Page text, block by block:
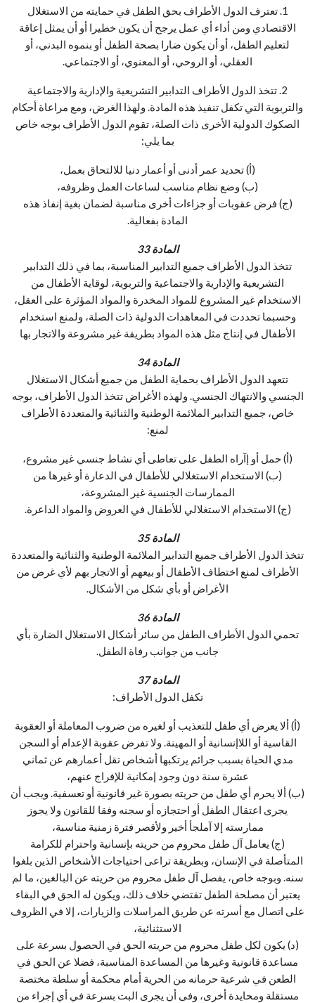
1. تعترف الدول الأطراف بحق الطفل في حمايته من الاستغلال
الاقتصادي ومن أداء أي عمل يرجح أن يكون خطيرا أو أن يمثل إعاقة
لتعليم الطفل، أو أن يكون ضارا بصحة الطفل أو بنموه البدني، أو
العقلي، أو الروحي، أو المعنوي، أو الاجتماعي.
2. تتخذ الدول الأطراف التدابير التشريعية والإدارية والاجتماعية
والتربوية التي تكفل تنفيذ هذه المادة. ولهذا الغرض، ومع مراعاة أحكام
الصكوك الدولية الأخرى ذات الصلة، تقوم الدول الأطراف بوجه خاص
بما يلي:
(أ) تحديد عمر أدنى أو أعمار دنيا للالتحاق بعمل،
(ب) وضع نظام مناسب لساعات العمل وظروفه،
(ج) فرض عقوبات أو جزاءات أخرى مناسبة لضمان بغية إنفاذ هذه
المادة بفعالية.
المادة 33
تتخذ الدول الأطراف جميع التدابير المناسبة، بما في ذلك التدابير
التشريعية والإدارية والاجتماعية والتربوية، لوقاية الأطفال من
الاستخدام غير المشروع للمواد المخدرة والمواد المؤثرة على العقل،
وحسبما تحددت في المعاهدات الدولية ذات الصلة، ولمنع استخدام
الأطفال في إنتاج مثل هذه المواد بطريقة غير مشروعة والاتجار بها
المادة 34
تتعهد الدول الأطراف بحماية الطفل من جميع أشكال الاستغلال
الجنسي والانتهاك الجنسي. ولهذه الأغراض تتخذ الدول الأطراف، بوجه
خاص، جميع التدابير الملائمة الوطنية والثنائية والمتعددة الأطراف
لمنع:
(أ) حمل أو إآراه الطفل على تعاطى أي نشاط جنسي غير مشروع،
(ب) الاستخدام الاستغلالي للأطفال في الدعارة أو غيرها من
الممارسات الجنسية غير المشروعة،
(ج) الاستخدام الاستغلالي للأطفال في العروض والمواد الداعرة.
المادة 35
تتخذ الدول الأطراف جميع التدابير الملائمة الوطنية والثنائية والمتعددة
الأطراف لمنع اختطاف الأطفال أو بيعهم أو الاتجار بهم لأي غرض من
الأغراض أو بأي شكل من الأشكال.
المادة 36
تحمي الدول الأطراف الطفل من سائر أشكال الاستغلال الضارة بأي
جانب من جوانب رفاة الطفل.
المادة 37
تكفل الدول الأطراف:
(أ) ألا يعرض أي طفل للتعذيب أو لغيره من ضروب المعاملة أو العقوبة
القاسية أو اللاإنسانية أو المهينة. ولا تفرض عقوبة الإعدام أو السجن
مدي الحياة بسبب جرائم يرتكبها أشخاص تقل أعمارهم عن ثماني
عشرة سنة دون وجود إمكانية للإفراج عنهم،
(ب) ألا يحرم أي طفل من حريته بصورة غير قانونية أو تعسفية. ويجب أن
يجرى اعتقال الطفل أو احتجازه أو سجنه وفقا للقانون ولا يجوز
ممارسته إلا آملجأ أخير ولأقصر فترة زمنية مناسبة،
(ج) يعامل آل طفل محروم من حريته بإنسانية واحترام للكرامة
المتأصلة في الإنسان، وبطريقة تراعى احتياجات الأشخاص الذين بلغوا
سنه. وبوجه خاص، يفصل آل طفل محروم من حريته عن البالغين، ما لم
يعتبر أن مصلحة الطفل تقتضي خلاف ذلك، ويكون له الحق في البقاء
على اتصال مع أسرته عن طريق المراسلات والزيارات، إلا في الظروف
الاستثنائية،
(د) يكون لكل طفل محروم من حريته الحق في الحصول بسرعة على
مساعدة قانونية وغيرها من المساعدة المناسبة، فضلا عن الحق في
الطعن في شرعية حرمانه من الحرية أمام محكمة أو سلطة مختصة
مستقلة ومحايدة أخرى، وفى أن يجرى البت بسرعة في أي إجراء من